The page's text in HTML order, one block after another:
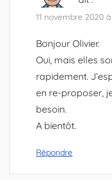
11 novembre 2020
Bonjour Olivier.
Oui, mais elles
rapidement.
en re-proposer,
besoin.
A bientôt.
Répondre